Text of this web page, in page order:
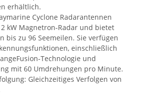
erhältlich.
Cyclone Radarantennen
kW Magnetron-Radar und bietet
bis zu 96 Seemeilen. Sie verfügen
einschließlich
Technologie und
mit 60 Umdrehungen pro Minute.
Gleichzeitiges Verfolgen von